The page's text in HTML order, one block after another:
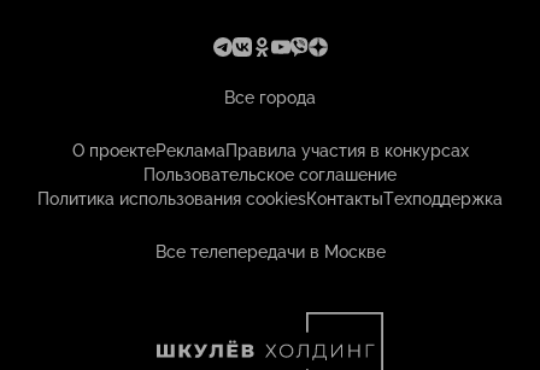
Все города
О проектеРекламаПравила участия в конкурсах
Пользовательское соглашение
Политика использования cookiesКонтактыТехподдержка
Все телепередачи в Москве